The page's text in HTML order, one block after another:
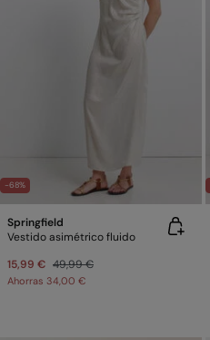
-68%
Springfield
Vestido asimétrico fluido
15,99 € 49,99 €
Ahorras 34,00 €